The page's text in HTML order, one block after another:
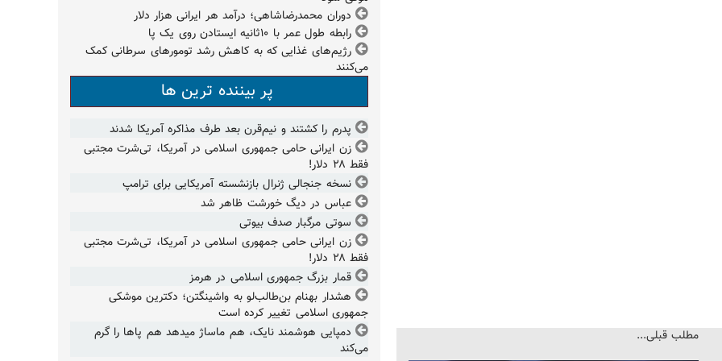
مطلب قبلی...
دوران محمدرضاشاهی؛ درآمد هر ایرانی هزار دلار
رابطه طول عمر با ۱۰ثانیه ایستادن روی یک پا
رژیم‌های غذایی که به کاهش رشد تومورهای سرطانی کمک
می‌کنند
پر بیننده ترین ها
پدرم را کشتند و نیم‌قرن بعد طرف مذاکره آمریکا شدند
زن ایرانی حامی جمهوری اسلامی در آمریکا، تی‌شرت مجتبی
فقط ۲۸ دلار!
نسخه جنجالی ژنرال بازنشسته آمریکایی برای ترامپ
عباس در دیگ خورشت ظاهر شد
سوتی مرگبار صدف بیوتی
زن ایرانی حامی جمهوری اسلامی در آمریکا، تی‌شرت مجتبی
فقط ۲۸ دلار!
قمار بزرگ جمهوری اسلامی در هرمز
هشدار بهنام بن‌طالب‌لو به واشینگتن؛ دکترین موشکی
جمهوری اسلامی تغییر کرده است
دمپایی هوشمند نایک، هم ماساژ میدهد هم پاها را گرم
می‌کند